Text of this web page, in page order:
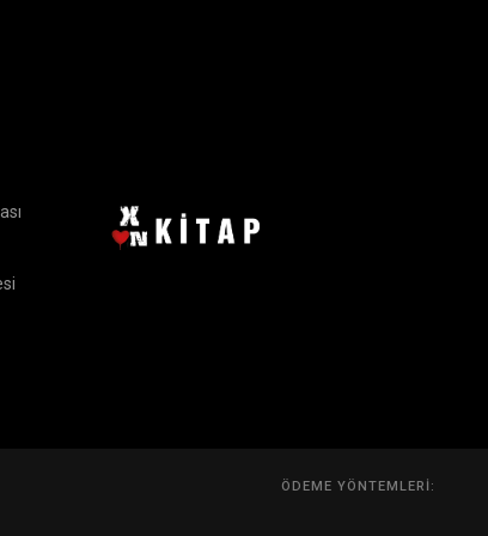
ÖDEME YÖNTEMLERI: